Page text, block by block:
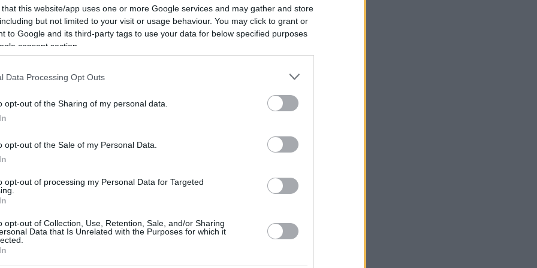
that this website/app uses one or more Google services and may gather and store
but not limited to your visit or usage behaviour. You may click to grant or
to Google and its third-party tags to use your data for below specified purposes
consent section.
Data Processing Opt Outs
opt-out of the Sharing of my personal data.
opt-out of the Sale of my Personal Data.
opt-out of processing my Personal Data for Targeted
opt-out of Collection, Use, Retention, Sale, and/or Sharing
Data that Is Unrelated with the Purposes for which it
i recenti avvenimenti L’intervista si è
da parte dello Stato ungherese e su vari
gli eventi definiti peccato storico da László
in Slovacchia
beni immobili e fabbricati con fondi pubblici,
non comunicava con la Slovacchia su questi
dello stato ungherese.